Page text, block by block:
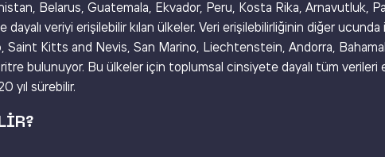
Belarus, Guatemala, Ekvador, Peru, Kosta Rika, Arnavutluk,
veriyi erişilebilir kılan ülkeler. Veri erişilebilirliğinin diğer
Saint Kitts and Nevis, San Marino, Liechtenstein, Andorra,
bulunuyor. Bu ülkeler için toplumsal cinsiyete dayalı tüm verileri
yıl sürebilir.